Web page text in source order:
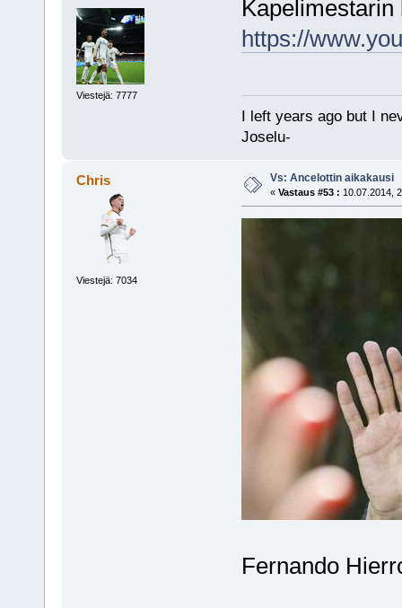
Viestejä: 7777
Kapelimestarin
https://
I left years ago but I
Joselu-
Chris
Viestejä: 7034
Vs: Ancelottin aikakausi
« Vastaus #53 : 10.07.2014,
Fernando